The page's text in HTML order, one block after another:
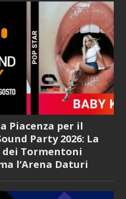
Piacenza per il
Party 2026: La
dei Tormentoni
l’Arena Daturi